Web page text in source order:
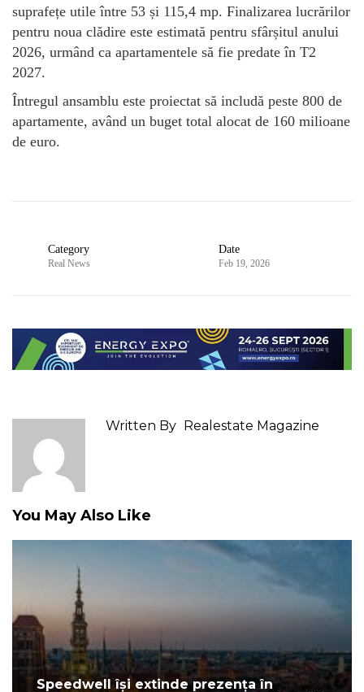
suprafețe utile între 53 și 115,4 mp. Finalizarea lucrărilor
pentru noua clădire este estimată pentru sfârșitul anului
2026, urmând ca apartamentele să fie predate în T2
2027.
Întregul ansamblu este proiectat să includă peste 800 de
apartamente, având un buget total alocat de 160 milioane
de euro.
Category
Real News
Date
Feb 19, 2026
Written By Realestate Magazine
You May Also Like
Speedwell își extinde prezența în